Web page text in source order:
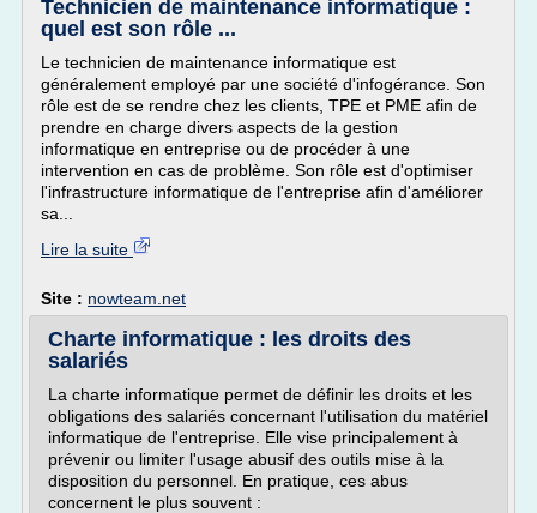
Technicien de maintenance informatique :
quel est son rôle ...
Le technicien de maintenance informatique est
généralement employé par une société d'infogérance. Son
rôle est de se rendre chez les clients, TPE et PME afin de
prendre en charge divers aspects de la gestion
informatique en entreprise ou de procéder à une
intervention en cas de problème. Son rôle est d'optimiser
l'infrastructure informatique de l'entreprise afin d'améliorer
sa...
Lire la suite
Site : nowteam.net
Charte informatique : les droits des
salariés
La charte informatique permet de définir les droits et les
obligations des salariés concernant l'utilisation du matériel
informatique de l'entreprise. Elle vise principalement à
prévenir ou limiter l'usage abusif des outils mise à la
disposition du personnel. En pratique, ces abus
concernent le plus souvent :